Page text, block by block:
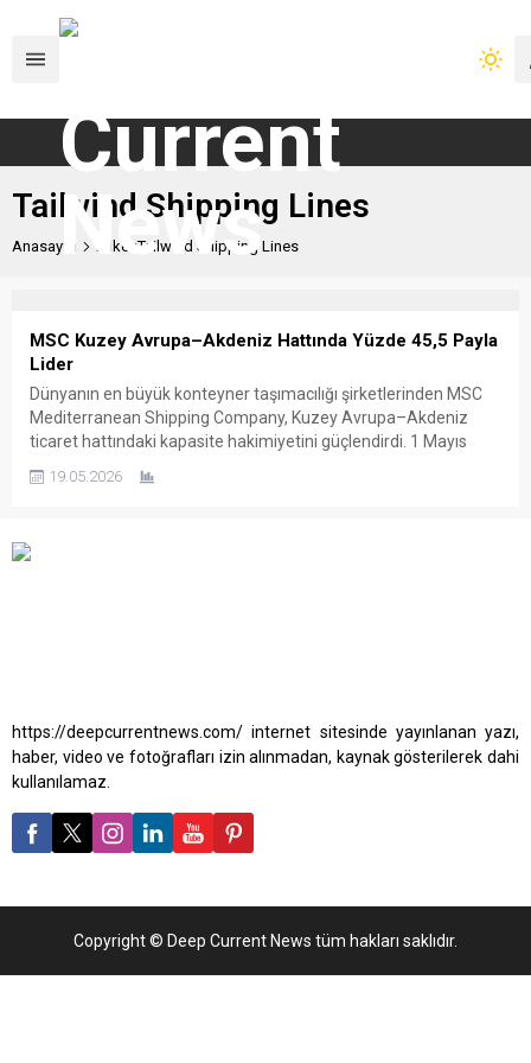
Tailwind Shipping Lines
Anasayfa Etiket:Tailwind Shipping Lines
MSC Kuzey Avrupa–Akdeniz Hattında Yüzde 45,5 Payla
Lider
Dünyanın en büyük konteyner taşımacılığı şirketlerinden MSC
Mediterranean Shipping Company, Kuzey Avrupa–Akdeniz
ticaret hattındaki kapasite hakimiyetini güçlendirdi. 1 Mayıs
kapasitenin yüzde 45,5’ini kontrol eden MSC, bölgedeki en
19.05.2026
https://deepcurrentnews.com/ internet sitesinde yayınlanan yazı,
haber, video ve fotoğrafları izin alınmadan, kaynak gösterilerek dahi
kullanılamaz.
Copyright © Deep Current News tüm hakları saklıdır.